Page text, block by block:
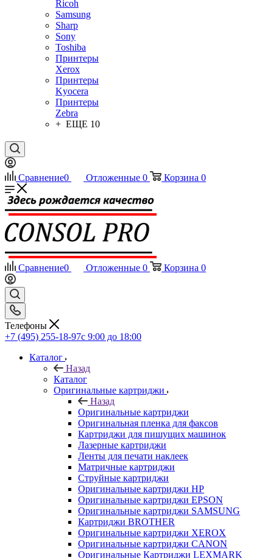
Ricoh
Samsung
Sharp
Sony
Toshiba
Принтеры
Xerox
Принтеры
Kyocera
Принтеры
Zebra
+ ЕЩЕ 10
Сравнение0 Отложенные 0 Корзина 0
Сравнение0 Отложенные 0 Корзина 0
Телефоны
+7 (495) 255-18-97с 9:00 до 18:00
Каталог
Назад
Каталог
Оригинальные картриджи
Назад
Оригинальные картриджи
Оригинальная пленка для факсов
Картриджи для пишущих машинок
Лазерные картриджи
Ленты для печати наклеек
Матричные картриджи
Струйные картриджи
Оригинальные картриджи HP
Оригинальные картриджи EPSON
Оригинальные картриджи SAMSUNG
Картриджи BROTHER
Оригинальные картриджи XEROX
Оригинальные картриджи CANON
Оригинальные Картриджи LEXMARK